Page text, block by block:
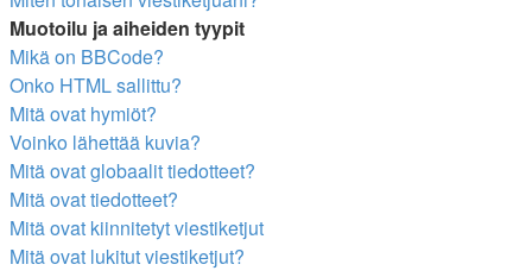
Muotoilu ja aiheiden tyypit
Mikä on BBCode?
Onko HTML sallittu?
Mitä ovat hymiöt?
Voinko lähettää kuvia?
Mitä ovat globaalit tiedotteet?
Mitä ovat tiedotteet?
Mitä ovat kiinnitetyt viestiketjut
Mitä ovat lukitut viestiketjut?